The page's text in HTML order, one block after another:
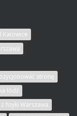
Katowice
stronę
łódź
fizyki Warszawa